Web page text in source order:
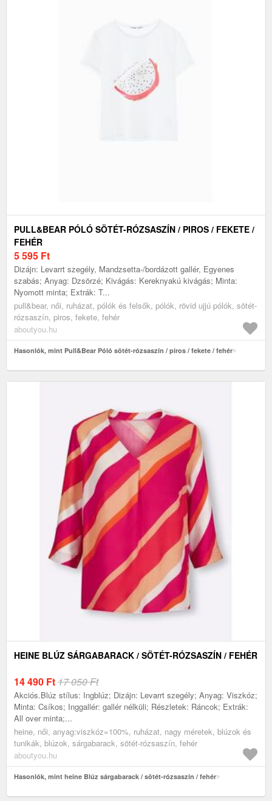
PULL&BEAR PÓLÓ SÖTÉT-RÓZSASZÍN / PIROS / FEKETE /
FEHÉR
5 595 Ft
Dizájn: Levarrt szegély, Mandzsetta-/bordázott gallér, Egyenes
szabás; Anyag: Dzsörzé; Kivágás: Kereknyakú kivágás; Minta:
Nyomott minta; Extrák: T...
pull&bear, női, ruházat, pólók és felsők, pólók, rövid ujjú pólók, sötét-
rózsaszín, piros, fekete, fehér
aboutyou.hu
Hasonlók, mint Pull&Bear Póló sötét-rózsaszín / piros / fekete / fehér
HEINE BLÚZ SÁRGABARACK / SÖTÉT-RÓZSASZÍN / FEHÉR
14 490 Ft17 050 Ft
Akciós.Blúz stílus: Ingblúz; Dizájn: Levarrt szegély; Anyag: Viszkóz;
Minta: Csíkos; Inggallér: gallér nélküli; Részletek: Ráncok; Extrák:
All over minta;...
heine, női, anyag:viszkóz=100%, ruházat, nagy méretek, blúzok és
tunikák, blúzok, sárgabarack, sötét-rózsaszín, fehér
aboutyou.hu
Hasonlók, mint heine Blúz sárgabarack / sötét-rózsaszín / fehér